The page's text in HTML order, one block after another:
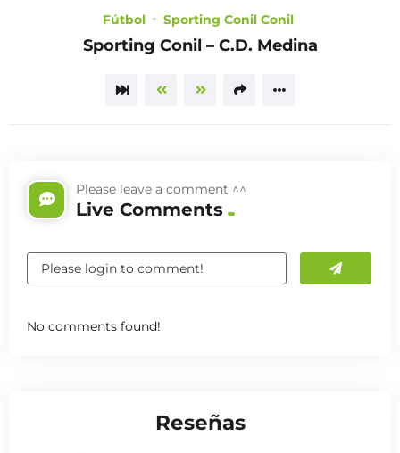
Fútbol Sporting Conil Conil
Sporting Conil – C.D. Medina
Please leave a comment ^^
Live Comments
No comments found!
Reseñas